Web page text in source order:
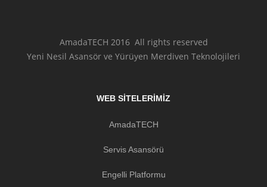
AmadaTECH 2016 All rights reserved
Yeni Nesil Asansör ve Yürüyen Merdiven Teknolojileri
WEB SITELERIMIZ
AmadaTECH
Servis Asansörü
Engelli Platformu